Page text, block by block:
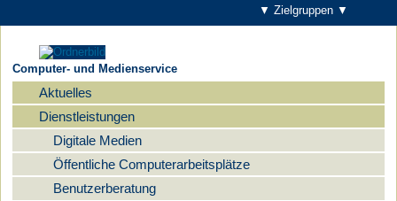
▼ Zielgruppen ▼
Computer- und Medienservice
Navigation
Aktuelles
Dienstleistungen
Digitale Medien
Öffentliche Computerarbeitsplätze
Benutzerberatung